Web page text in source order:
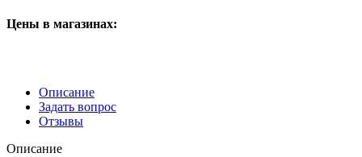
Цены в магазинах:
Описание
Задать вопрос
Отзывы
Описание